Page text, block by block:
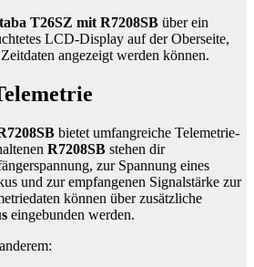
T26SZ mit R7208SB über ein
LCD-Display auf der Oberseite,
angezeigt werden können.
bietet umfangreiche Telemetrie-
R7208SB stehen dir
zur Spannung eines
und zur empfangenen Signalstärke zur
können über zusätzliche
eingebunden werden.